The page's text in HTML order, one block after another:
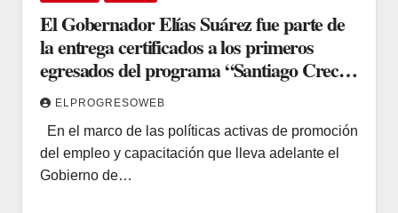
El Gobernador Elías Suárez fue parte de
la entrega certificados a los primeros
egresados del programa “Santiago Crece
con Vos”
ELPROGRESOWEB
En el marco de las políticas activas de promoción
del empleo y capacitación que lleva adelante el
Gobierno de…